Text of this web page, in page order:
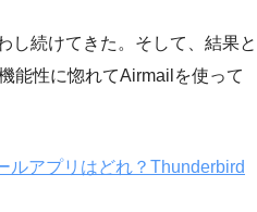
し続けてきた。そして、結果と
能性に惚れてAirmailを使って
ルアプリはどれ？Thunderbird